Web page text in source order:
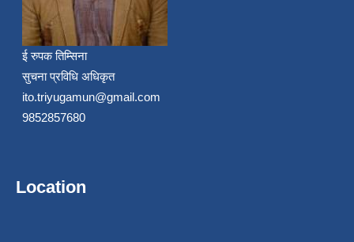
ई रुपक तिम्सिना
सुचना प्रविधि अधिकृत
ito.triyugamun@gmail.com
9852857680
Location